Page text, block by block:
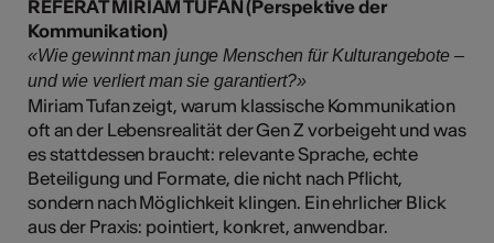
REFERAT MIRIAM TUFAN (Perspektive der
Kommunikation)
«Wie gewinnt man junge Menschen für Kulturangebote –
und wie verliert man sie garantiert?»
Miriam Tufan zeigt, warum klassische Kommunikation
oft an der Lebensrealität der Gen Z vorbeigeht und was
es stattdessen braucht: relevante Sprache, echte
Beteiligung und Formate, die nicht nach Pflicht,
sondern nach Möglichkeit klingen. Ein ehrlicher Blick
aus der Praxis: pointiert, konkret, anwendbar.